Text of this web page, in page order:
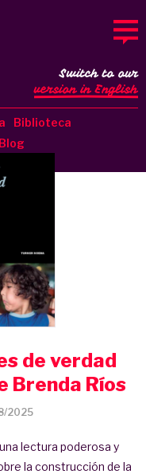
Biblioteca
Blog
Switch to our
version in English
de verdad
Brenda Ríos
2025
lectura poderosa y
la construcción de la